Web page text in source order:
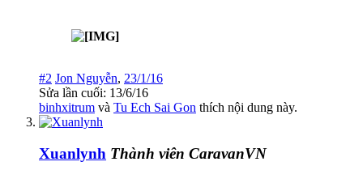
#2 Jon Nguyễn, 23/1/16
Sửa lần cuối: 13/6/16
binhxitrum và Tu Ech Sai Gon thích nội dung này.
Xuanlynh Thành viên CaravanVN